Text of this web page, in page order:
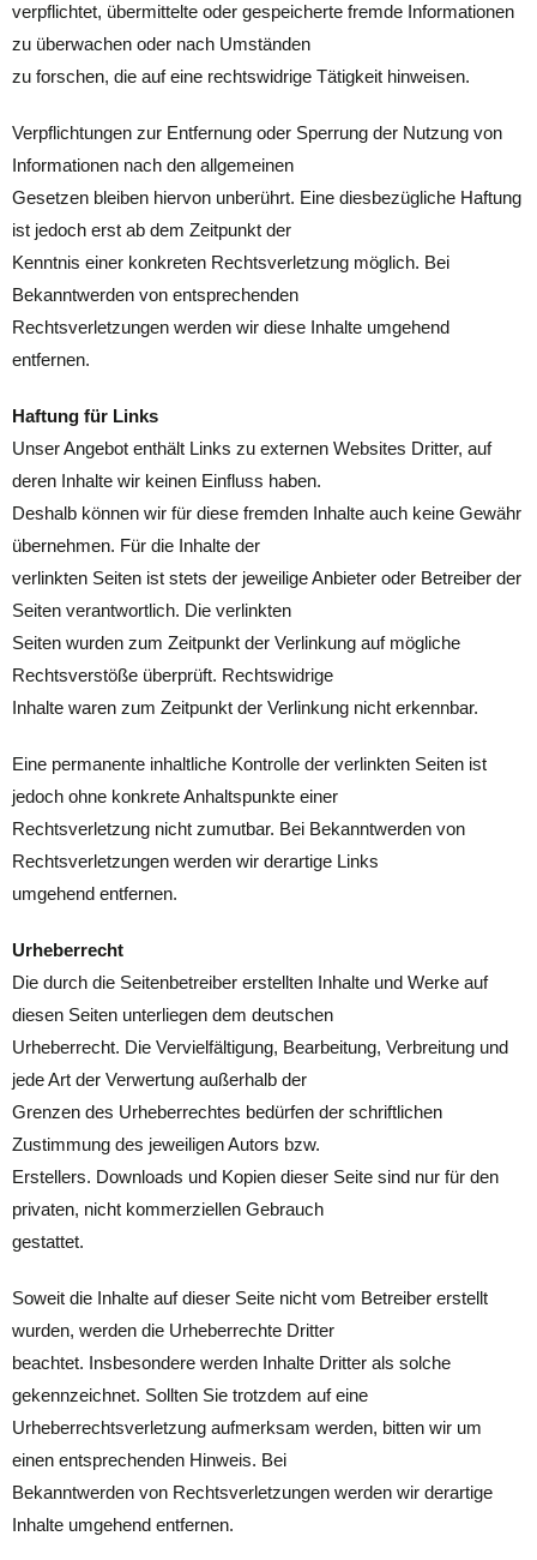
verpflichtet, übermittelte oder gespeicherte fremde Informationen
zu überwachen oder nach Umständen
zu forschen, die auf eine rechtswidrige Tätigkeit hinweisen.
Verpflichtungen zur Entfernung oder Sperrung der Nutzung von
Informationen nach den allgemeinen
Gesetzen bleiben hiervon unberührt. Eine diesbezügliche Haftung
ist jedoch erst ab dem Zeitpunkt der
Kenntnis einer konkreten Rechtsverletzung möglich. Bei
Bekanntwerden von entsprechenden
Rechtsverletzungen werden wir diese Inhalte umgehend
entfernen.
Haftung für Links
Unser Angebot enthält Links zu externen Websites Dritter, auf
deren Inhalte wir keinen Einfluss haben.
Deshalb können wir für diese fremden Inhalte auch keine Gewähr
übernehmen. Für die Inhalte der
verlinkten Seiten ist stets der jeweilige Anbieter oder Betreiber der
Seiten verantwortlich. Die verlinkten
Seiten wurden zum Zeitpunkt der Verlinkung auf mögliche
Rechtsverstöße überprüft. Rechtswidrige
Inhalte waren zum Zeitpunkt der Verlinkung nicht erkennbar.
Eine permanente inhaltliche Kontrolle der verlinkten Seiten ist
jedoch ohne konkrete Anhaltspunkte einer
Rechtsverletzung nicht zumutbar. Bei Bekanntwerden von
Rechtsverletzungen werden wir derartige Links
umgehend entfernen.
Urheberrecht
Die durch die Seitenbetreiber erstellten Inhalte und Werke auf
diesen Seiten unterliegen dem deutschen
Urheberrecht. Die Vervielfältigung, Bearbeitung, Verbreitung und
jede Art der Verwertung außerhalb der
Grenzen des Urheberrechtes bedürfen der schriftlichen
Zustimmung des jeweiligen Autors bzw.
Erstellers. Downloads und Kopien dieser Seite sind nur für den
privaten, nicht kommerziellen Gebrauch
gestattet.
Soweit die Inhalte auf dieser Seite nicht vom Betreiber erstellt
wurden, werden die Urheberrechte Dritter
beachtet. Insbesondere werden Inhalte Dritter als solche
gekennzeichnet. Sollten Sie trotzdem auf eine
Urheberrechtsverletzung aufmerksam werden, bitten wir um
einen entsprechenden Hinweis. Bei
Bekanntwerden von Rechtsverletzungen werden wir derartige
Inhalte umgehend entfernen.